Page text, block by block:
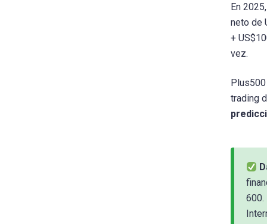
En
neto de
+
vez.
trading
600.